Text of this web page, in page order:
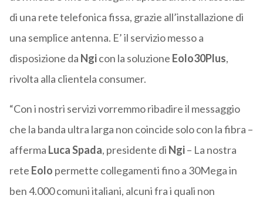
di una rete telefonica fissa, grazie all’installazione di
una semplice antenna. E’ il servizio messo a
disposizione da Ngicon la soluzione Eolo30Plus,
rivolta alla clientela consumer.
“Con i nostri servizi vorremmo ribadire il messaggio
che la banda ultra larga non coincide solo con la fibra –
afferma Luca Spada, presidente di Ngi– La nostra
rete Eolo permette collegamenti fino a 30Mega in
ben 4.000 comuni italiani, alcuni fra i quali non